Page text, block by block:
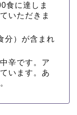
食に達しま
いただきま
分）が含まれ
辛です。ア
います。あ